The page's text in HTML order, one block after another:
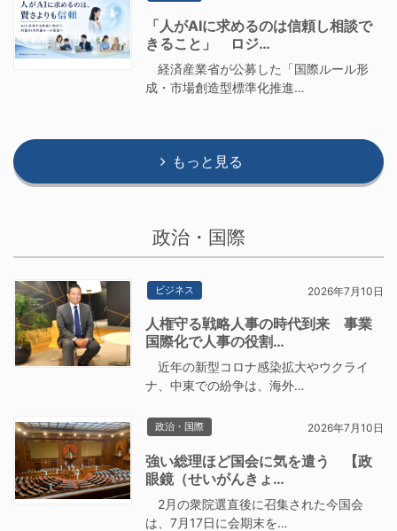
「人がAIに求めるのは信頼し相談で
きること」 ロジ…
経済産業省が公募した「国際ルール形
成・市場創造型標準化推進…
もっと見る
政治・国際
ビジネス 2026年7月10日
人権守る戦略人事の時代到来 事業
国際化で人事の役割…
近年の新型コロナ感染拡大やウクライ
ナ、中東での紛争は、海外…
政治・国際 2026年7月10日
強い総理ほど国会に気を遣う 【政
眼鏡（せいがんきょ…
2月の衆院選直後に召集された今国会
は、7月17日に会期末を…